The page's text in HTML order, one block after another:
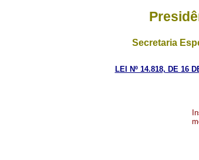
Secretaria
LEI Nº 14.818, DE 16